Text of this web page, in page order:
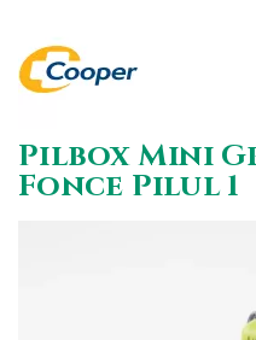
Pilbox Mini
Fonce Pilul 1